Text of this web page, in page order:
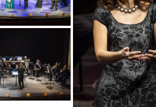
sif_2034